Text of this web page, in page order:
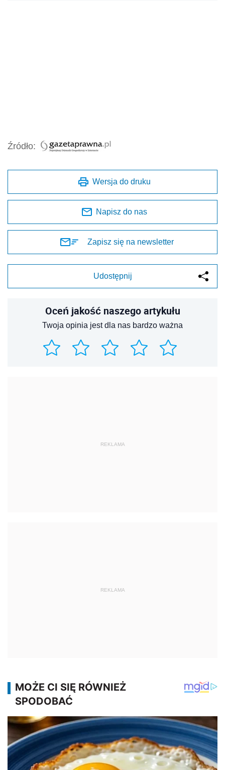
Źródło:
Wersja do druku
Napisz do nas
Zapisz się na newsletter
Udostępnij
Oceń jakość naszego artykułu
Twoja opinia jest dla nas bardzo ważna
REKLAMA
REKLAMA